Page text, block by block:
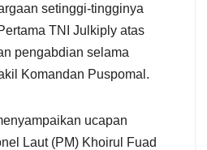
setinggi-tingginya
TNI Julkiply atas
pengabdian selama
Komandan Puspomal.
ucapan
Laut (PM) Khoirul Fuad